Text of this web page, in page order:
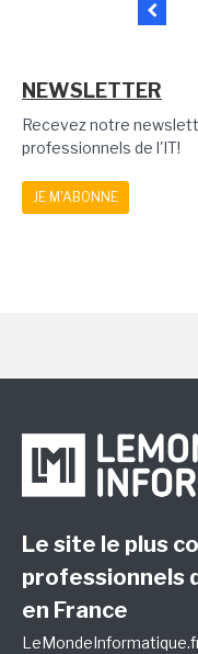
NEWSLETTER
Recevez notre
professionnels de l'IT!
JE M'ABONNE
Le site le plus
professionnels
en France